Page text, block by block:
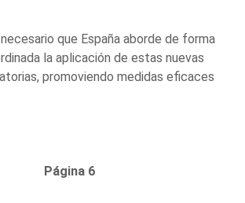
que España aborde de forma
la aplicación de estas nuevas
promoviendo medidas eficaces
Página 6